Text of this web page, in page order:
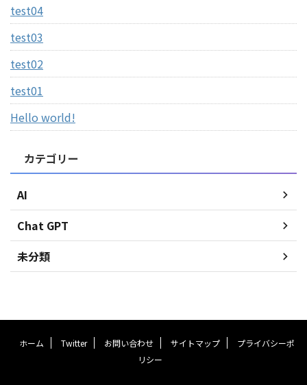
test04
test03
test02
test01
Hello world!
カテゴリー
AI
Chat GPT
未分類
ホーム Twitter お問い合わせ サイトマップ
プライバシーポ
リシー